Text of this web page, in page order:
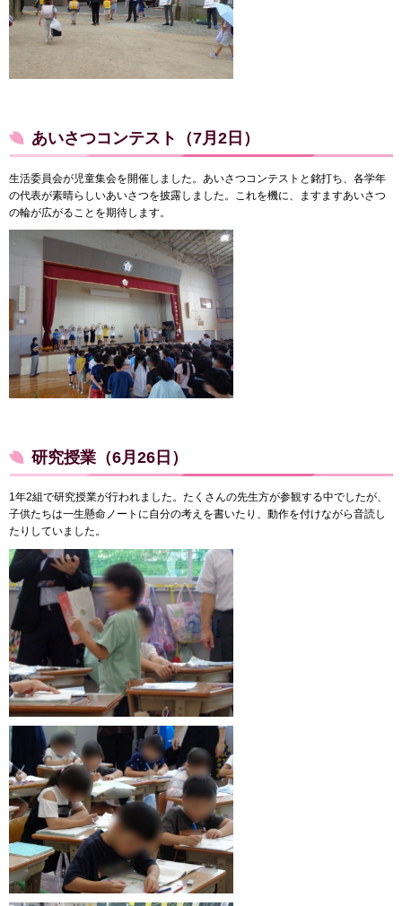
あいさつコンテスト（7月2日）
生活委員会が児童集会を開催しました。あいさつコンテストと銘打ち、各学年
の代表が素晴らしいあいさつを披露しました。これを機に、ますますあいさつ
の輪が広がることを期待します。
研究授業（6月26日）
1年2組で研究授業が行われました。たくさんの先生方が参観する中でしたが、
子供たちは一生懸命ノートに自分の考えを書いたり、動作を付けながら音読し
たりしていました。